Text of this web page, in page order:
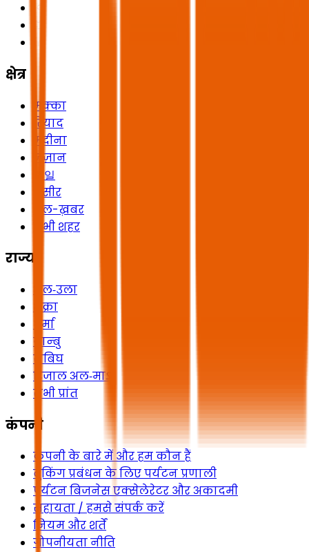
क्षेत्र
मक्का
रियाद
मदीना
जज़ान
헤일
असीर
अल-ख़बर
सभी शहर
राज्य
अल‑उला
शक्रा
धुर्मा
यान्बु
राबिघ
रिजाल अल‑माऽ
सभी प्रांत
कंपनी
कंपनी के बारे में और हम कौन हैं
बुकिंग प्रबंधन के लिए पर्यटन प्रणाली
पर्यटन बिजनेस एक्सेलेरेटर और अकादमी
सहायता / हमसे संपर्क करें
नियम और शर्तें
गोपनीयता नीति